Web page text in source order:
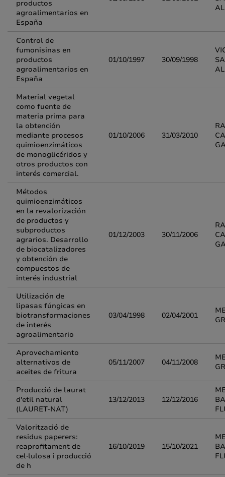
productos
agroalimentarios en
España
Control de
fumonisinas en
productos
agroalimentarios en
España
01/10/1997 30/09/1998
Material vegetal
como fuente de
materia prima para
la obtención
mediante procesos
quimioenzimáticos
de monoglicéridos y
otros productos con
interés comercial.
01/10/2006 31/03/2010
Métodos
quimioenzimáticos
en la revalorización
de productos y
subproductos
agrarios. Desarrollo
de biocatalizadores
y obtención de
compuestos de
interés industrial
01/12/2003 30/11/2006
Utilización de
lipasas fúngicas en
biotransformaciones
de interés
agroalimentario
03/04/1998 02/04/2001
Aprovechamiento
alternativos de
aceites de fritura
05/11/2007 04/11/2008
Producció de laurat
d'etil natural
(LAURET-NAT)
13/12/2013 12/12/2016
Valorització de
residus paperers:
reaprofitament de
cel·lulosa i producció
de h
16/10/2019 15/10/2021